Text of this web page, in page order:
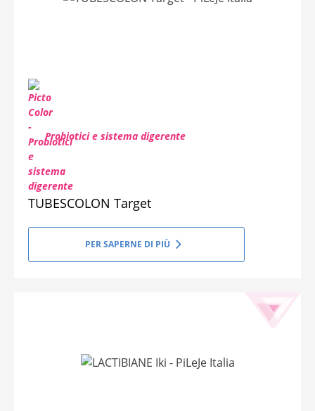
Probiotici e sistema digerente
TUBESCOLON Target
PER SAPERNE DI PIÙ